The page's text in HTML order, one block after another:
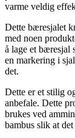
varme veldig
Dette bæresjalet
med noen
å lage et bæresjal
en markering i
det.
Dette er et stilig
anbefale. Dette
brukes ved
bambus slik at